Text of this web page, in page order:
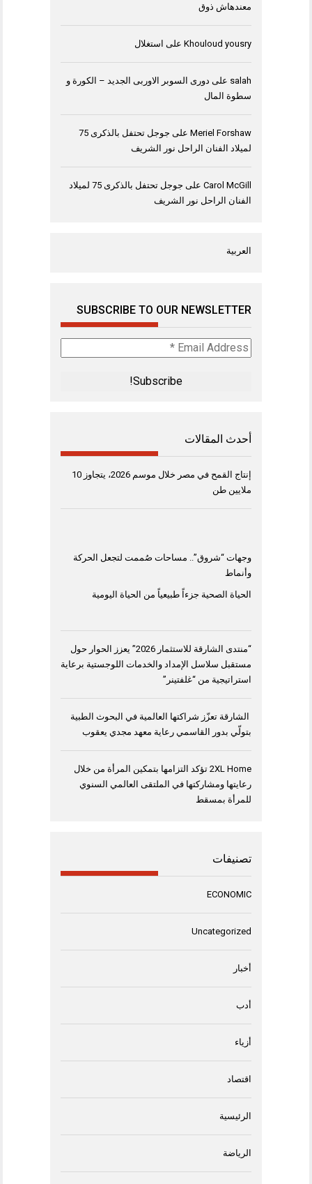
معندهاش ذوق
Khouloud yousry على استغلال
salah على دورى السوبر الاوربى الجديد – الكورة و
سطوة المال
Meriel Forshaw على
جوجل تحتفل بالذكرى 75
لميلاد الفنان الراحل نور الشريف
Carol McGill على
جوجل تحتفل بالذكرى 75 لميلاد
الفنان الراحل نور الشريف
العربية
SUBSCRIBE TO OUR NEWSLETTER
Email
Address
أحدث المقالات
إنتاج القمح في مصر خلال موسم 2026، يتجاوز 10
ملايين طن
وجهات “شروق”.. مساحات صُممت لتجعل الحركة
وأنماط
الحياة الصحية جزءاً طبيعياً من الحياة اليومية
“منتدى الشارقة للاستثمار 2026” يعزز الحوار حول
مستقبل سلاسل الإمداد والخدمات اللوجستية برعاية
استراتيجية من “غلفتينر”
الشارقة تعزّز شراكتها العالمية في البحوث الطبية
بتولّي بدور القاسمي رعاية معهد مجدي يعقوب
2XL Home تؤكد التزامها بتمكين المرأة من خلال
رعايتها ومشاركتها في الملتقى العالمي السنوي
للمرأة بمسقط
تصنيفات
ECONOMIC
Uncategorized
أخبار
أدب
أزياء
اقتصاد
الرئيسية
الرياضة